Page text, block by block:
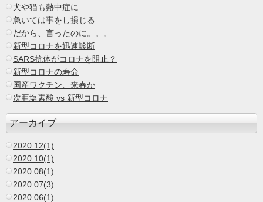
犬や猫も熱中症に
急いては事をし損じる
だから、言ったのに。。。
新型コロナを迅速診断
SARS抗体がコロナを阻止？
新型コロナの寿命
国産ワクチン、来春か
次亜塩素酸 vs 新型コロナ
アーカイブ
2020.12(1)
2020.10(1)
2020.08(1)
2020.07(3)
2020.06(1)